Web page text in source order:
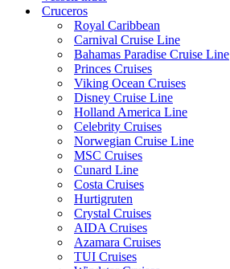
Cruceros
Royal Caribbean
Carnival Cruise Line
Bahamas Paradise Cruise Line
Princes Cruises
Viking Ocean Cruises
Disney Cruise Line
Holland America Line
Celebrity Cruises
Norwegian Cruise Line
MSC Cruises
Cunard Line
Costa Cruises
Hurtigruten
Crystal Cruises
AIDA Cruises
Azamara Cruises
TUI Cruises